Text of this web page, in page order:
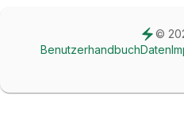
©
BenutzerhandbuchDaten